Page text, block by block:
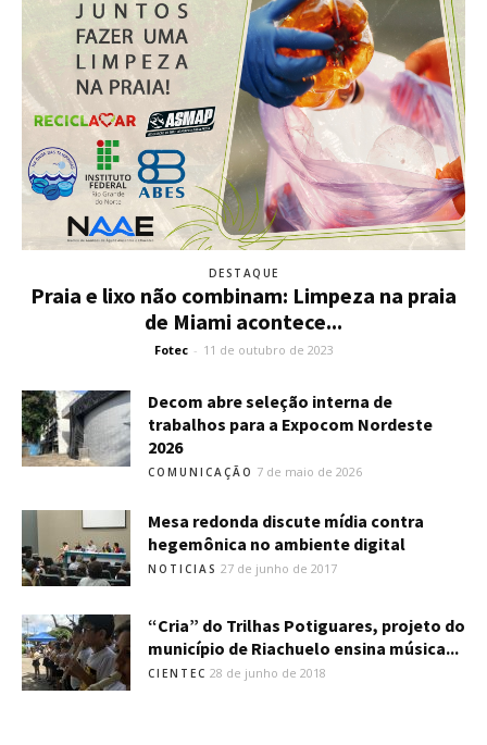
DESTAQUE
Praia e lixo não combinam: Limpeza na praia
de Miami acontece...
Fotec - 11 de outubro de 2023
Decom abre seleção interna de
trabalhos para a Expocom Nordeste
2026
COMUNICAÇÃO 7 de maio de 2026
Mesa redonda discute mídia contra
hegemônica no ambiente digital
NOTICIAS 27 de junho de 2017
“Cria” do Trilhas Potiguares, projeto do
município de Riachuelo ensina música...
CIENTEC 28 de junho de 2018